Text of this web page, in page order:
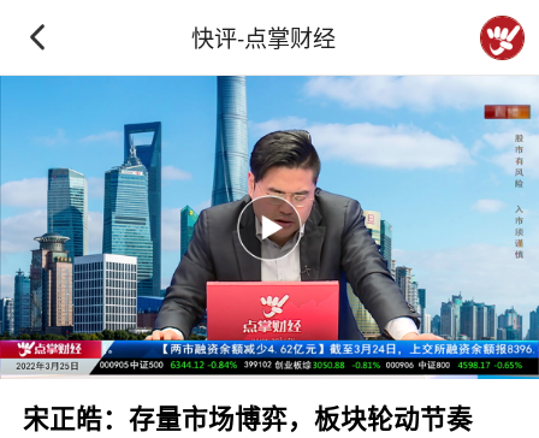
快评-点掌财经
宋正皓：存量市场博弈，板块轮动节奏